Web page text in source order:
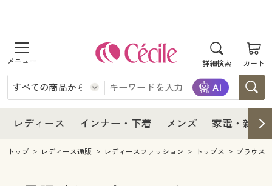
詳細検索 カート
商品を探す
レディース
レディースファッション
インナー・下着
インナー・下着通販すべて
メンズ
メンズ通販すべて
家電・雑貨
レディース インナー・下着 メンズ 家電・雑貨
レディース
レディース通販すべて
レディースファッション
インナー・下着
インナー・下着通販すべて
メンズ
トップ レディース通販 レディースファッション トップス ブラウス